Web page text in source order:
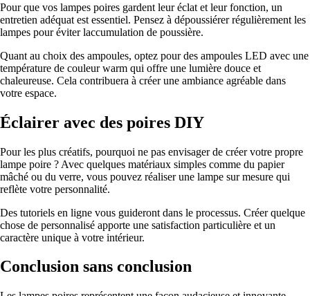
Pour que vos lampes poires gardent leur éclat et leur fonction, un
entretien adéquat est essentiel. Pensez à dépoussiérer régulièrement les
lampes pour éviter laccumulation de poussière.
Quant au choix des ampoules, optez pour des ampoules LED avec une
température de couleur warm qui offre une lumière douce et
chaleureuse. Cela contribuera à créer une ambiance agréable dans
votre espace.
Éclairer avec des poires DIY
Pour les plus créatifs, pourquoi ne pas envisager de créer votre propre
lampe poire ? Avec quelques matériaux simples comme du papier
mâché ou du verre, vous pouvez réaliser une lampe sur mesure qui
reflète votre personnalité.
Des tutoriels en ligne vous guideront dans le processus. Créer quelque
chose de personnalisé apporte une satisfaction particulière et un
caractère unique à votre intérieur.
Conclusion sans conclusion